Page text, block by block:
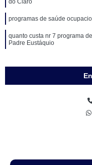
do Claro
programas de saúde
quanto custa nr 7 programa
Padre Eustáquio